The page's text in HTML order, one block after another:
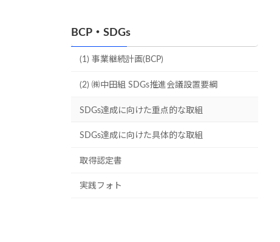
BCP・SDGs
(1) 事業継続計画(BCP)
(2) ㈱中田組 SDGs推進会議設置要綱
SDGs達成に向けた重点的な取組
SDGs達成に向けた具体的な取組
取得認定書
実践フォト